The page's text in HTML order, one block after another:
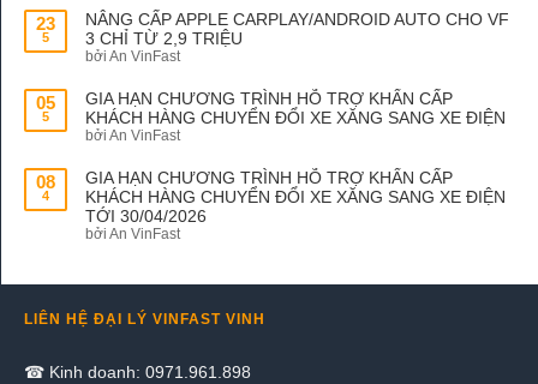
23
5
NÂNG CẤP APPLE CARPLAY/ANDROID AUTO CHO VF
3 CHỈ TỪ 2,9 TRIỆU
bởi An VinFast
05
5
GIA HẠN CHƯƠNG TRÌNH HỖ TRỢ KHẨN CẤP
KHÁCH HÀNG CHUYỂN ĐỔI XE XĂNG SANG XE ĐIỆN
bởi An VinFast
08
4
GIA HẠN CHƯƠNG TRÌNH HỖ TRỢ KHẨN CẤP
KHÁCH HÀNG CHUYỂN ĐỔI XE XĂNG SANG XE ĐIỆN
TỚI 30/04/2026
bởi An VinFast
LIÊN HỆ ĐẠI LÝ VINFAST VINH
☎ Kinh doanh: 0971.961.898